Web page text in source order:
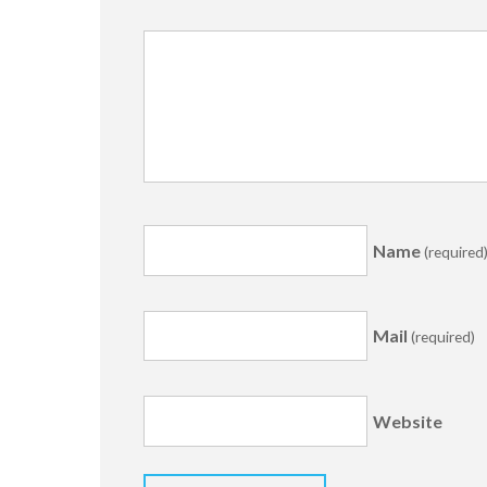
Name
Mail(required)
Website